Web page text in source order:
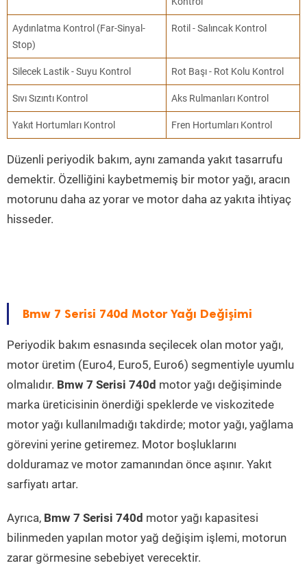
Aydınlatma Kontrol (Far-Sinyal-
Stop)
Rotil - Salıncak Kontrol
Silecek Lastik - Suyu Kontrol Rot Başı - Rot Kolu Kontrol
Sıvı Sızıntı Kontrol Aks Rulmanları Kontrol
Yakıt Hortumları Kontrol Fren Hortumları Kontrol
Düzenli periyodik bakım, aynı zamanda yakıt tasarrufu
demektir. Özelliğini kaybetmemiş bir motor yağı, aracın
motorunu daha az yorar ve motor daha az yakıta ihtiyaç
hisseder.
Bmw 7 Serisi 740d Motor Yağı Değişimi
Periyodik bakım esnasında seçilecek olan motor yağı,
motor üretim (Euro4, Euro5, Euro6) segmentiyle uyumlu
olmalıdır. Bmw 7 Serisi 740d motor yağı değişiminde
marka üreticisinin önerdiği speklerde ve viskozitede
motor yağı kullanılmadığı takdirde; motor yağı, yağlama
görevini yerine getiremez. Motor boşluklarını
dolduramaz ve motor zamanından önce aşınır. Yakıt
sarfiyatı artar.
Ayrıca, Bmw 7 Serisi 740d motor yağı kapasitesi
bilinmeden yapılan motor yağ değişim işlemi, motorun
zarar görmesine sebebiyet verecektir.